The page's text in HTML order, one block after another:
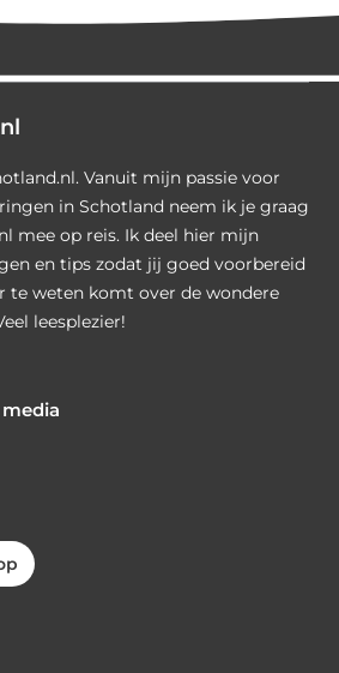
Vanuit mijn passie voor
in Schotland neem ik je graag
mee op reis. Ik deel hier mijn
en tips zodat jij goed voorbereid
te weten komt over de wondere
leesplezier!